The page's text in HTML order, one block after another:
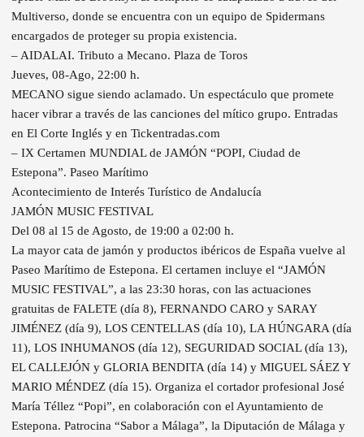
Multiverso, donde se encuentra con un equipo de Spidermans
encargados de proteger su propia existencia.
– AIDALAI. Tributo a Mecano. Plaza de Toros
Jueves, 08-Ago, 22:00 h.
MECANO sigue siendo aclamado. Un espectáculo que promete
hacer vibrar a través de las canciones del mítico grupo. Entradas
en El Corte Inglés y en Tickentradas.com
– IX Certamen MUNDIAL de JAMÓN “POPI, Ciudad de
Estepona”. Paseo Marítimo
Acontecimiento de Interés Turístico de Andalucía
JAMÓN MUSIC FESTIVAL
Del 08 al 15 de Agosto, de 19:00 a 02:00 h.
La mayor cata de jamón y productos ibéricos de España vuelve al
Paseo Marítimo de Estepona. El certamen incluye el “JAMÓN
MUSIC FESTIVAL”, a las 23:30 horas, con las actuaciones
gratuitas de FALETE (día 8), FERNANDO CARO y SARAY
JIMÉNEZ (día 9), LOS CENTELLAS (día 10), LA HÚNGARA (día
11), LOS INHUMANOS (día 12), SEGURIDAD SOCIAL (día 13),
EL CALLEJÓN y GLORIA BENDITA (día 14) y MIGUEL SÁEZ Y
MARIO MÉNDEZ (día 15). Organiza el cortador profesional José
María Téllez “Popi”, en colaboración con el Ayuntamiento de
Estepona. Patrocina “Sabor a Málaga”, la Diputación de Málaga y